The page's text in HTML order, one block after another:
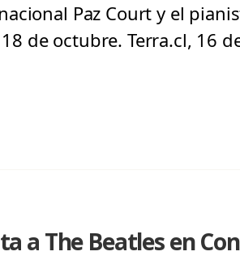
Paz Court y el
de octubre. Terra.cl, 16
a The Beatles en